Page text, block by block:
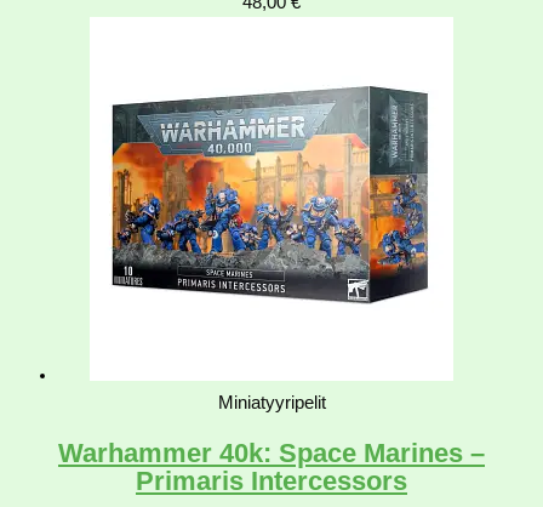
Miniatyyripelit
Warhammer 40k: Space Marines –
Primaris Intercessors